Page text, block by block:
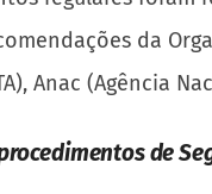
da
Anac (Agência
de